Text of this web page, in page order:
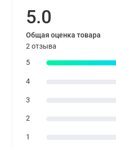
5.0
Общая оценка товара
2 отзыва
5
4
3
2
1